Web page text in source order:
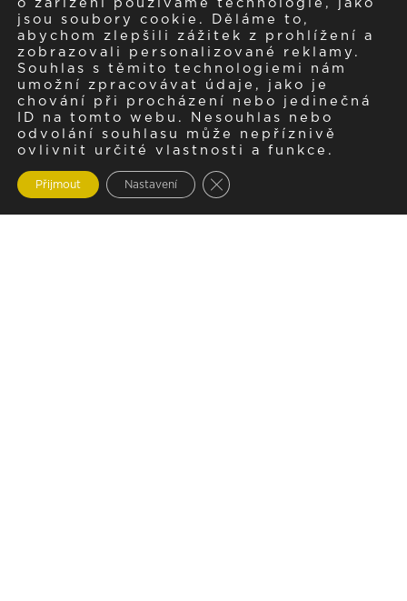
o zařízení používáme technologie, jako
jsou soubory cookie. Děláme to,
abychom zlepšili zážitek z prohlížení a
zobrazovali personalizované reklamy.
Souhlas s těmito technologiemi nám
umožní zpracovávat údaje, jako je
chování při procházení nebo jedinečná
ID na tomto webu. Nesouhlas nebo
odvolání souhlasu může nepříznivě
ovlivnit určité vlastnosti a funkce.
Přijmout Nastavení Zavřít cookie lištu GDPR